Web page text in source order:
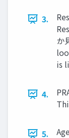
3.
か
is
4.
5.